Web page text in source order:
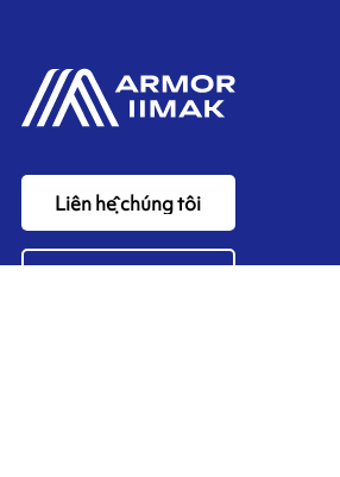
Liên hệ chúng tôi